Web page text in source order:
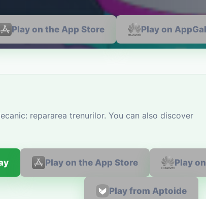
Play on the App Store Play on
repararea trenurilor. You can also discover
Play on the App Store Play
Play from Aptoide